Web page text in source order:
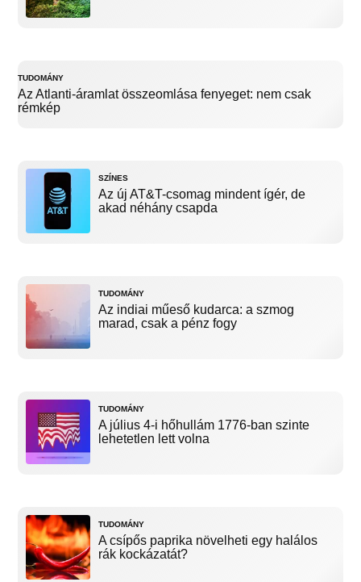
TUDOMÁNY
Az Atlanti-áramlat összeomlása fenyeget: nem csak
rémkép
SZÍNES
Az új AT&T-csomag mindent ígér, de
akad néhány csapda
TUDOMÁNY
Az indiai műeső kudarca: a szmog
marad, csak a pénz fogy
TUDOMÁNY
A július 4-i hőhullám 1776-ban szinte
lehetetlen lett volna
TUDOMÁNY
A csípős paprika növelheti egy halálos
rák kockázatát?